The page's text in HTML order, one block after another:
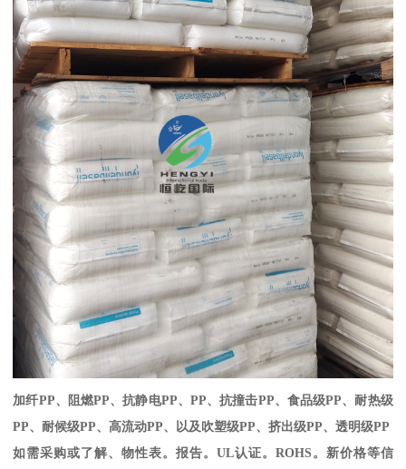
加纤PP、阻燃PP、抗静电PP、 PP、抗撞击PP、食品级PP、耐热级
PP、耐候级PP、高流动PP、以及吹塑级PP、挤出级PP、透明级PP
如需采购或了解、物性表。报告。 UL认证。 ROHS 。新价格等信